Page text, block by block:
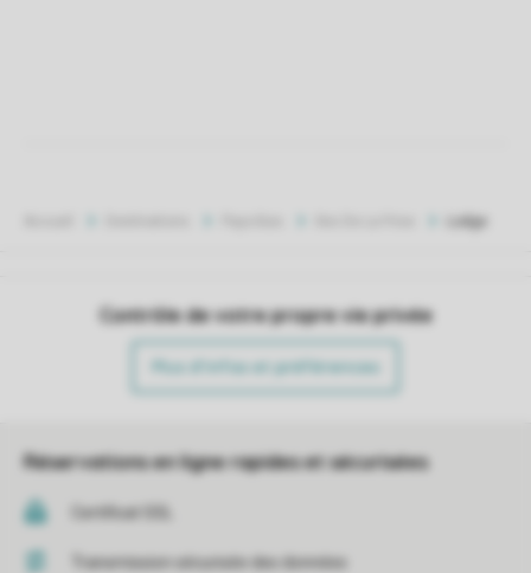
Lodge
Contrôle de votre propre vie privée
Plus d’infos et préférences
Réservations en ligne rapides et sécurisées
Certificat SSL
Transmission sécurisée des données